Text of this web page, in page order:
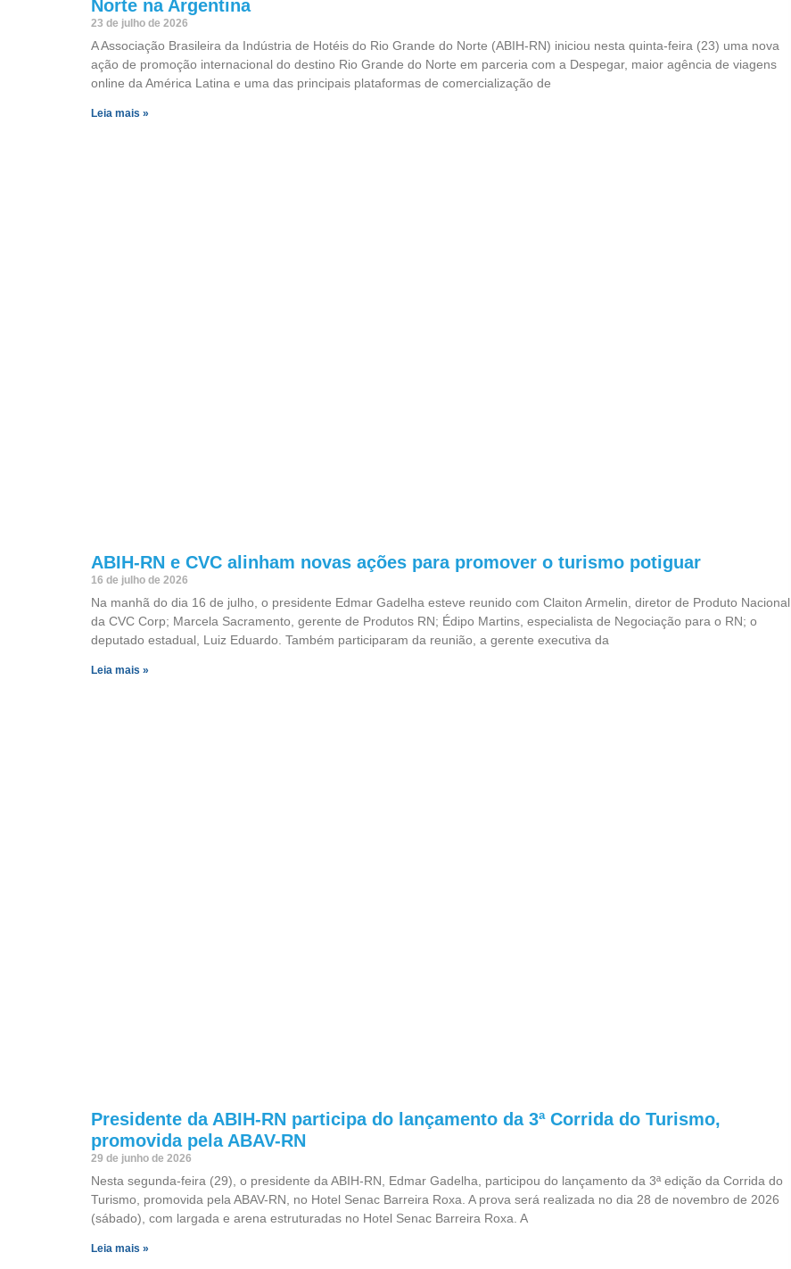
Norte na Argentina
23 de julho de 2026
A Associação Brasileira da Indústria de Hotéis do Rio Grande do Norte (ABIH-RN) iniciou nesta quinta-feira (23) uma nova
ação de promoção internacional do destino Rio Grande do Norte em parceria com a Despegar, maior agência de viagens
online da América Latina e uma das principais plataformas de comercialização de
Leia mais »
ABIH-RN e CVC alinham novas ações para promover o turismo potiguar
16 de julho de 2026
Na manhã do dia 16 de julho, o presidente Edmar Gadelha esteve reunido com Claiton Armelin, diretor de Produto Nacional
da CVC Corp; Marcela Sacramento, gerente de Produtos RN; Édipo Martins, especialista de Negociação para o RN; o
deputado estadual, Luiz Eduardo. Também participaram da reunião, a gerente executiva da
Leia mais »
Presidente da ABIH-RN participa do lançamento da 3ª Corrida do Turismo,
promovida pela ABAV-RN
29 de junho de 2026
Nesta segunda-feira (29), o presidente da ABIH-RN, Edmar Gadelha, participou do lançamento da 3ª edição da Corrida do
Turismo, promovida pela ABAV-RN, no Hotel Senac Barreira Roxa. A prova será realizada no dia 28 de novembro de 2026
(sábado), com largada e arena estruturadas no Hotel Senac Barreira Roxa. A
Leia mais »